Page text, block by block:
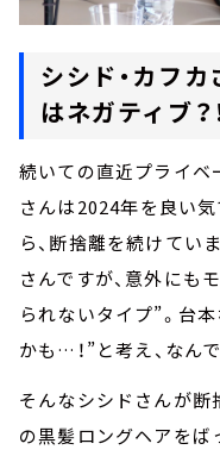
シシド・カフ
はネガティブ？
続いての直近プライベ
さんは2024年を良い
ら、断捨離を続けてい
さんですが、意外にも
られないタイプ”。台
かも…！”と考え、なん
そんなシシドさんが断
の黒髪ロングヘアをば